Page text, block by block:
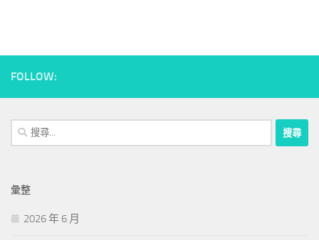
FOLLOW:
搜
尋
字:
彙整
2026 年 6 月